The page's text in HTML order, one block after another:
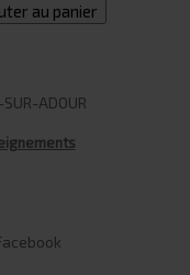
au panier
ADOUR